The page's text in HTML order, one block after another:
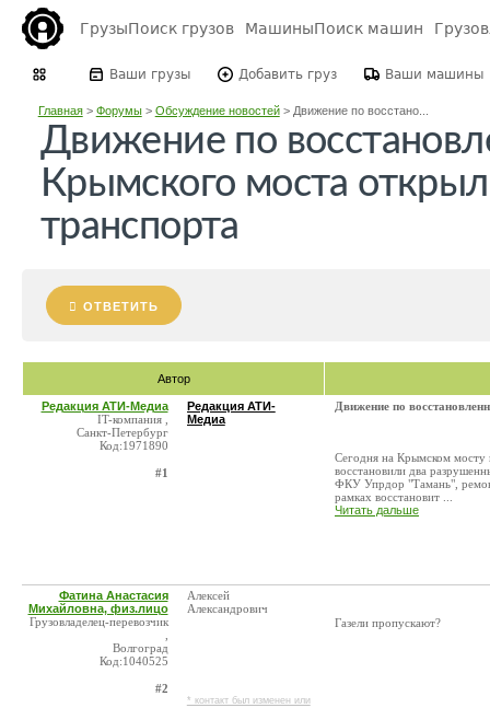
ГрузыПоиск грузов МашиныПоиск машин
Ваши грузы Добавить груз Ваши машины
Главная> Форумы> Обсуждение новостей> Движение по восстано...
Движение по
Крымского моста
транспорта
ОТВЕТИТЬ
Автор
Редакция АТИ-Медиа
IT-компания ,
Санкт-Петербург
Код:1971890
#1
Редакция АТИ-
Медиа
Движение по
Сегодня на Крымском мосту
восстановили два
ФКУ Упрдор "Тамань",
рамках восстановит ...
Читать дальше
Фатина Анастасия
Михайловна, физ.лицо
Грузовладелец-перевозчик
Волгоград
Код:1040525
#2
Алексей
Александрович
* контакт был изменен или
Газели пропускают?